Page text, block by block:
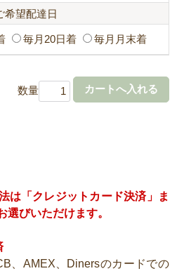
希望配達日
毎月20日着 毎月月末着
数量
は「クレジットカード決済」ま
選びいただけます。
、AMEX、Dinersのカードでの